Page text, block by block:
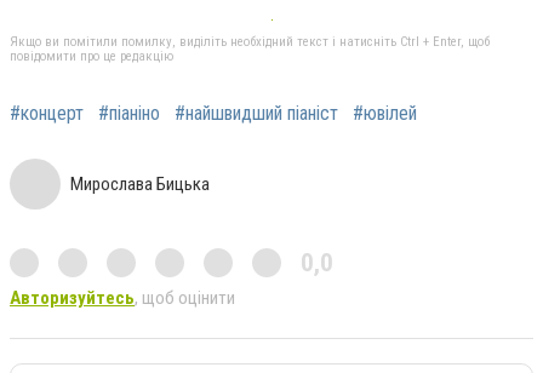
Якщо ви помітили помилку, виділіть необхідний текст і натисніть Ctrl + Enter, щоб
повідомити про це редакцію
#концерт #піаніно #найшвидший піаніст #ювілей
Мирослава Бицька
0,0
Авторизуйтесь, щоб оцінити